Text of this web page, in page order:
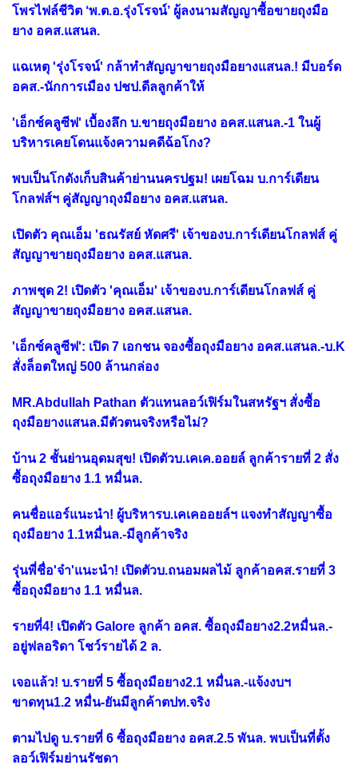
โพรไฟล์ชีวิต ‘พ.ต.อ.รุ่งโรจน์’ ผู้ลงนามสัญญาซื้อขายถุงมือ
ยาง อคส.แสนล.
แฉเหตุ 'รุ่งโรจน์' กล้าทำสัญญาขายถุงมือยางแสนล.! มีบอร์ด
อคส.-นักการเมือง ปชป.ดีลลูกค้าให้
'เอ็กซ์คลูซีฟ' เบื้องลึก บ.ขายถุงมือยาง อคส.แสนล.-1 ในผู้
บริหารเคยโดนแจ้งความคดีฉ้อโกง?
พบเป็นโกดังเก็บสินค้าย่านนครปฐม! เผยโฉม บ.การ์เดียน
โกลฟส์ฯ คู่สัญญาถุงมือยาง อคส.แสนล.
เปิดตัว คุณเอ็ม 'ธณรัสย์ หัดศรี' เจ้าของบ.การ์เดียนโกลฟส์ คู่
สัญญาขายถุงมือยาง อคส.แสนล.
ภาพชุด 2! เปิดตัว 'คุณเอ็ม' เจ้าของบ.การ์เดียนโกลฟส์ คู่
สัญญาขายถุงมือยาง อคส.แสนล.
'เอ็กซ์คลูซีฟ': เปิด 7 เอกชน จองซื้อถุงมือยาง อคส.แสนล.-บ.K
สั่งล็อตใหญ่ 500 ล้านกล่อง
MR.Abdullah Pathan ตัวแทนลอว์เฟิร์มในสหรัฐฯ สั่งซื้อ
ถุงมือยางแสนล.มีตัวตนจริงหรือไม่?
บ้าน 2 ชั้นย่านอุดมสุข! เปิดตัวบ.เคเค.ออยล์ ลูกค้ารายที่ 2 สั่ง
ซื้อถุงมือยาง 1.1 หมื่นล.
คนชื่อแอร์แนะนำ! ผู้บริหารบ.เคเคออยล์ฯ แจงทำสัญญาซื้อ
ถุงมือยาง 1.1หมื่นล.-มีลูกค้าจริง
รุ่นพี่ชื่อ'จ๋า'แนะนำ! เปิดตัวบ.ถนอมผลไม้ ลูกค้าอคส.รายที่ 3
ซื้อถุงมือยาง 1.1 หมื่นล.
รายที่4! เปิดตัว Galore ลูกค้า อคส. ซื้อถุงมือยาง2.2หมื่นล.-
อยู่ฟลอริดา โชว์รายได้ 2 ล.
เจอแล้ว! บ.รายที่ 5 ซื้อถุงมือยาง2.1 หมื่นล.-แจ้งงบฯ
ขาดทุน1.2 หมื่น-ยันมีลูกค้าตปท.จริง
ตามไปดู บ.รายที่ 6 ซื้อถุงมือยาง อคส.2.5 พันล. พบเป็นที่ตั้ง
ลอว์เฟิร์มย่านรัชดา